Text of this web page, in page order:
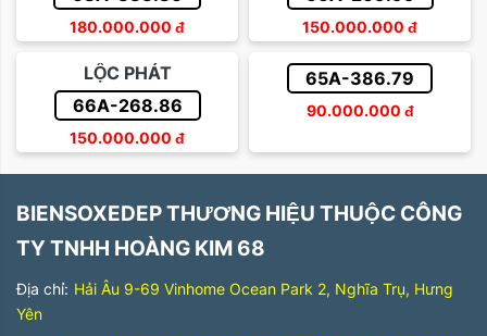
180.000.000 đ 150.000.000 đ
LỘC PHÁT
66A-268.86
150.000.000 đ
65A-386.79
90.000.000 đ
BIENSOXEDEP THƯƠNG HIỆU THUỘC CÔNG
TY TNHH HOÀNG KIM 68
Địa chỉ: Hải Âu 9-69 Vinhome Ocean Park 2, Nghĩa Trụ, Hưng
Yên